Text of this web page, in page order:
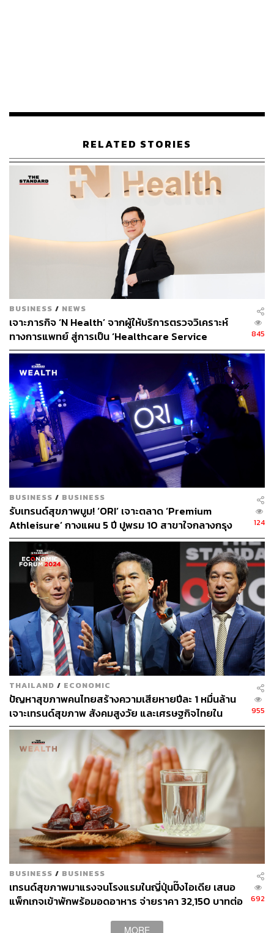
สามารถติดตาม THE STANDARD WEALTH
ผ่านแอปพลิเคชันต่างๆ ที่คุณสะดวกหรือใช้งานอยู่แล้วได้เลย
TAGS: เทรนด์สุขภาพ
BioActive (ไบโอแอคทีฟ)
วาสนา อินทะแสง
367
ABOUT THE AUTHOR
จิรันธนิน กมลเลิศ
Content Creator ประจำ THE STANDARD
RELATED STORIES
BUSINESS / NEWS
เจาะภารกิจ ‘N Health’ จากผู้ให้บริการตรวจวิเคราะห์
ทางการแพทย์ สู่การเป็น ‘Healthcare Service
Solutions’
845
BUSINESS / BUSINESS
รับเทรนด์สุขภาพบูม! ‘ORI’ เจาะตลาด ‘Premium
Athleisure’ กางแผน 5 ปี ปูพรม 10 สาขาใจกลางกรุง
ประเดิม ‘สยาม-เซ็นทรัลพาร์ค’ เจาะคนเมือง
124
THAILAND / ECONOMIC
ปัญหาสุขภาพคนไทยสร้างความเสียหายปีละ 1 หมื่นล้าน
เจาะเทรนด์สุขภาพ สังคมสูงวัย และเศรษฐกิจไทยใน
อนาคต
955
BUSINESS / BUSINESS
เทรนด์สุขภาพมาแรงจนโรงแรมในญี่ปุ่นปิ๊งไอเดีย เสนอ
แพ็กเกจเข้าพักพร้อมอดอาหาร จ่ายราคา 32,150 บาทต่อ
692
MORE